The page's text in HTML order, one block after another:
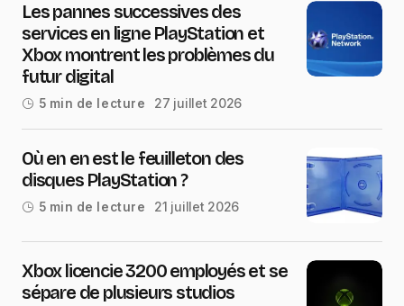
Les pannes successives des
services en ligne PlayStation et
Xbox montrent les problèmes du
futur digital
5 min de lecture 27 juillet 2026
Où en en est le feuilleton des
disques PlayStation ?
5 min de lecture 21 juillet 2026
Xbox licencie 3200 employés et se
sépare de plusieurs studios